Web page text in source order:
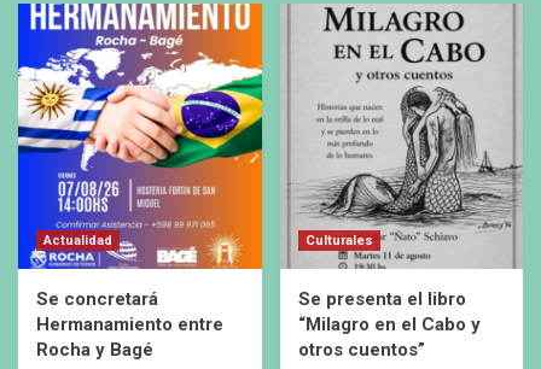
Actualidad
Se concretará
Hermanamiento entre
Rocha y Bagé
Culturales
Se presenta el libro
“Milagro en el Cabo y
otros cuentos”